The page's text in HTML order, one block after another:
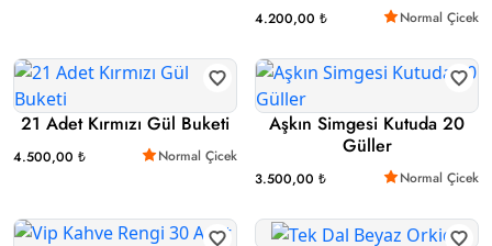
4.200,00 ₺ Normal Çicek
21 Adet Kırmızı Gül Buketi
4.500,00 ₺ Normal Çicek
Aşkın Simgesi Kutuda 20
Güller
3.500,00 ₺ Normal Çicek